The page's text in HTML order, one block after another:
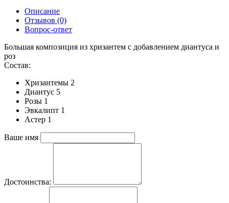
Описание
Отзывов (0)
Вопрос-ответ
Большая композиция из хризантем c добавлением диантуса и
роз
Состав:
Хризантемы 2
Диантус 5
Розы 1
Эвкалипт 1
Астер 1
Ваше имя
Достоинства: